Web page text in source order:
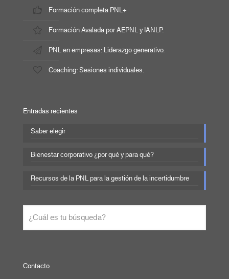
Formación completa PNL+
Formación Avalada por AEPNL y IANLP.
PNL en empresas: Liderazgo generativo.
Coaching: Sesiones individuales.
Entradas recientes
Saber elegir
Bienestar corporativo ¿por qué y para qué?
Recursos de la PNL para la gestión de la incertidumbre
Contacto